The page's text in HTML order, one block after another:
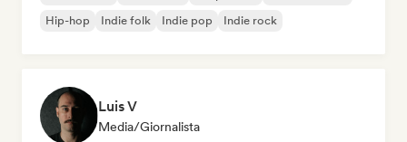
Hip-hop
Indie folk Indie pop Indie rock
Luis V
Media/Giornalista